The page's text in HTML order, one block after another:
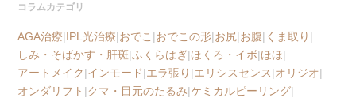
コラムカテゴリ
AGA治療|IPL光治療|おでこ |おでこの形|お尻|お腹| くま取り |
しみ・そばかす・肝斑|ふくらはぎ|ほくろ・イボ|ほほ|
アートメイク|インモード|エラ張り |エリシスセンス|オリジオ|
オンダリフト |クマ・目元のたるみ|ケミカルピーリング|